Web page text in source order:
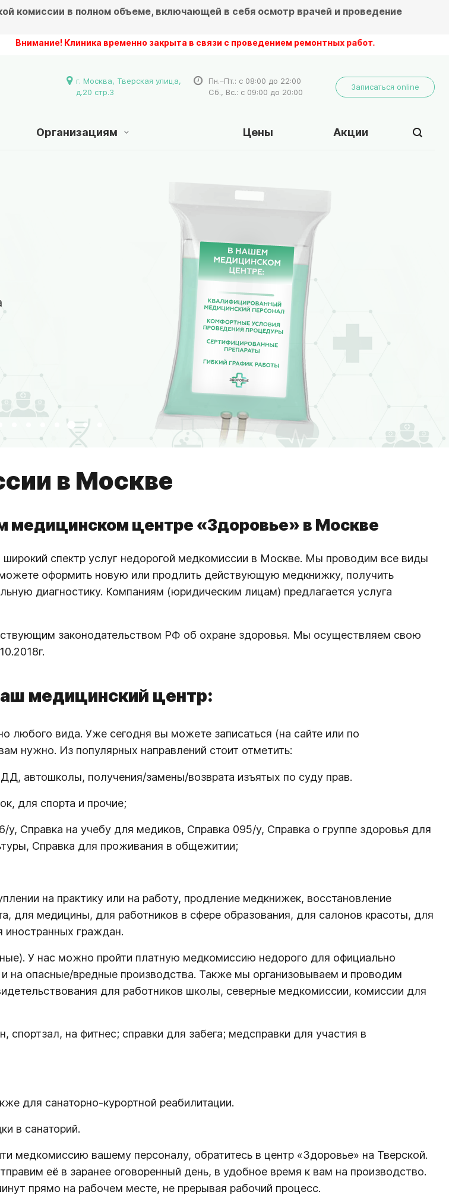
комиссии в полном объеме, включающей в себя осмотр врачей и проведение
Клиника временно закрыта в связи с проведением ремонтных работ.
Пн.–Пт.: с 08:00 до 22:00
Сб., Вс.: с 09:00 до 20:00
Записаться online
г. Москва, Тверская улица,
д.20 стр.3
Организациям Цены Акции
в Москве
медицинском центре «Здоровье» в Москве
спектр услуг недорогой медкомиссии в Москве. Мы проводим все виды
оформить новую или продлить действующую медкнижку, получить
диагностику. Компаниям (юридическим лицам) предлагается услуга
законодательством РФ об охране здоровья. Мы осуществляем свою
медицинский центр:
вида. Уже сегодня вы можете записаться (на сайте или по
нужно. Из популярных направлений стоит отметить:
автошколы, получения/замены/возврата изъятых по суду прав.
для спорта и прочие;
Справка на учебу для медиков, Справка 095/у, Справка о группе здоровья для
Справка для проживания в общежитии;
на практику или на работу, продление медкнижек, восстановление
для медицины, для работников в сфере образования, для салонов красоты, для
иностранных граждан.
У нас можно пройти платную медкомиссию недорого для официально
на опасные/вредные производства. Также мы организовываем и проводим
для работников школы, северные медкомиссии, комиссии для
на фитнес; справки для забега; медсправки для участия в
для санаторно-курортной реабилитации.
в санаторий.
медкомиссию вашему персоналу, обратитесь в центр «Здоровье» на Тверской.
её в заранее оговоренный день, в удобное время к вам на производство.
прямо на рабочем месте, не прерывая рабочий процесс.